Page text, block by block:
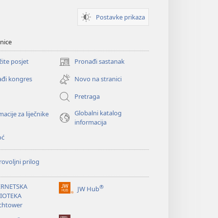
Postavke prikaza
posjet Pronađi sastanak
(otvara
se
novi
prozor)
kongres
Novo na stranici
Pretraga
za liječnike
Globalni katalog
informacija
prilog
JW Hub®
(otvara